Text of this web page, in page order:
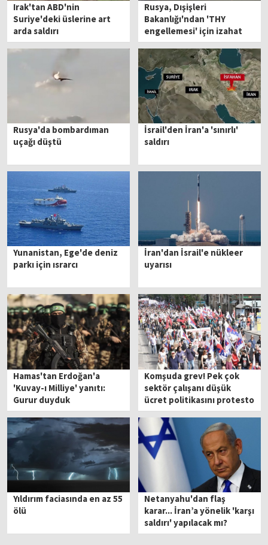
Irak'tan ABD'nin
Suriye'deki üslerine art
arda saldırı
Rusya, Dışişleri
Bakanlığı'ndan 'THY
engellemesi' için izahat
istedi
Rusya'da bombardıman
uçağı düştü
İsrail'den İran'a 'sınırlı'
saldırı
Yunanistan, Ege'de deniz
parkı için ısrarcı
İran'dan İsrail'e nükleer
uyarısı
Hamas'tan Erdoğan'a
'Kuvay-ı Milliye' yanıtı:
Gurur duyduk
Komşuda grev! Pek çok
sektör çalışanı düşük
ücret politikasını protesto
etti
Yıldırım faciasında en az 55
ölü
Netanyahu'dan flaş
karar... İran’a yönelik 'karşı
saldırı' yapılacak mı?